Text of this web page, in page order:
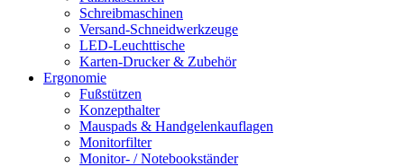
Schreibmaschinen
Versand-Schneidwerkzeuge
LED-Leuchttische
Karten-Drucker & Zubehör
Ergonomie
Fußstützen
Konzepthalter
Mauspads & Handgelenkauflagen
Monitorfilter
Monitor- / Notebookständer